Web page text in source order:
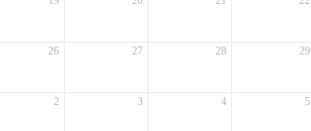
26 27 28 29
2 3 4 5